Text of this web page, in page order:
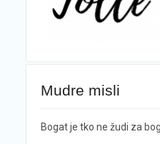
Mudre misli
Bogat je tko ne žudi za